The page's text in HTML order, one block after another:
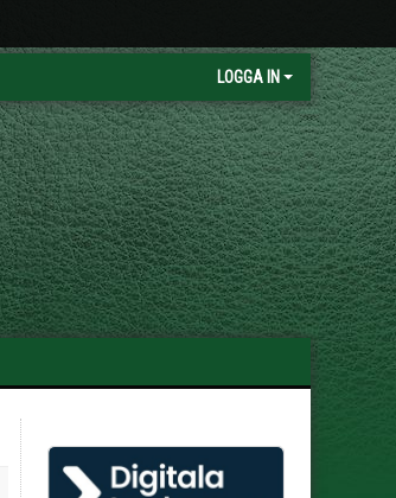
LOGGA IN